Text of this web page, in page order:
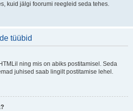
kuid jälgi foorumi reegleid seda tehes.
tüübid
ning mis on abiks postitamisel. Seda
juhised saab lingilt postitamise lehel.